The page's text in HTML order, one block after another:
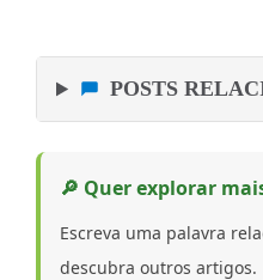
POSTS
🔎 Quer explorar
Escreva uma palavra
descubra outros artigos.